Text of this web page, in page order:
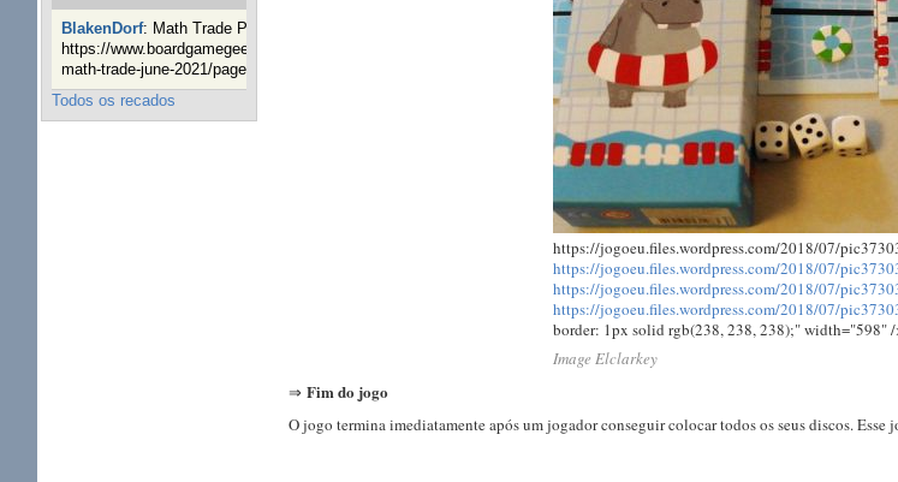
BlakenDorf: Math Trade Portuguesa a decorrer. Aqui:
https://www.boardgamegeek.com/geeklist/286035/portugal-
math-trade-june-2021/page/1
Todos os recados
https://jogoeu.files.wordpress.com/2018/07/
https://jogoeu.files.wordpress.com/2018/07/
https://jogoeu.files.wordpress.com/2018/07/
https://jogoeu.files.wordpress.com/2018/07/
border: 1px solid rgb(238, 238, 238);" width="598"
Image Elclarkey
⇒Fim do jogo
O jogo termina imediatamente após um jogador conseguir colocar todos os seus discos. Esse